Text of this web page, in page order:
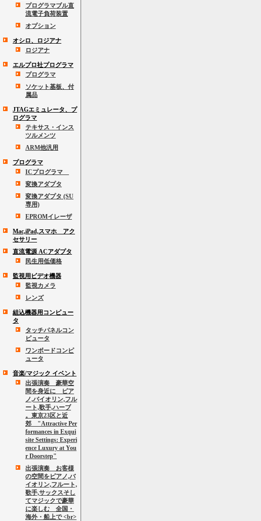
プログラマブル直
流電子負荷装置
オプション
オシロ、ロジアナ
ロジアナ
エルプロ社プログラマ
プログラマ
ソケット基板、付
属品
JTAGエミュレータ、プ
ログラマ
テキサス・インス
ツルメンツ
ARM他汎用
プログラマ
ICプログラマ
変換アダプタ
変換アダプタ (SU
専用)
EPROMイレーザ
Mac,iPad,スマホ アク
セサリー
直流電源 ACアダプタ
民生用低価格
監視用ビデオ機器
監視カメラ
レンズ
組込機器用コンピュー
タ
タッチパネルコン
ピュータ
ワンボードコンピ
ュータ
音楽/マジック イベント
出張演奏 豪華空
間を身近に ピア
ノ,バイオリン,フル
ート,歌手,ハーブ
。東京23区と近
郊 "Attractive Per
formances in Exqui
site Settings: Experi
ence Luxury at You
r Doorstep"
出張演奏 お客様
の空間をピアノ,バ
イオリン,フルート,
歌手,サックスそし
てマジックで豪華
に楽しむ 全国・
海外・船上で <br>